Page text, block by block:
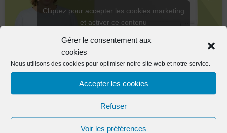
Gérer le consentement aux
cookies
Nous utilisons des cookies pour optimiser notre site web et notre service.
Accepter les cookies
Refuser
Voir les préférences
Cliquez pour accepter les cookies marketing
et activer ce contenu
Vous avez aimé ce projet ?